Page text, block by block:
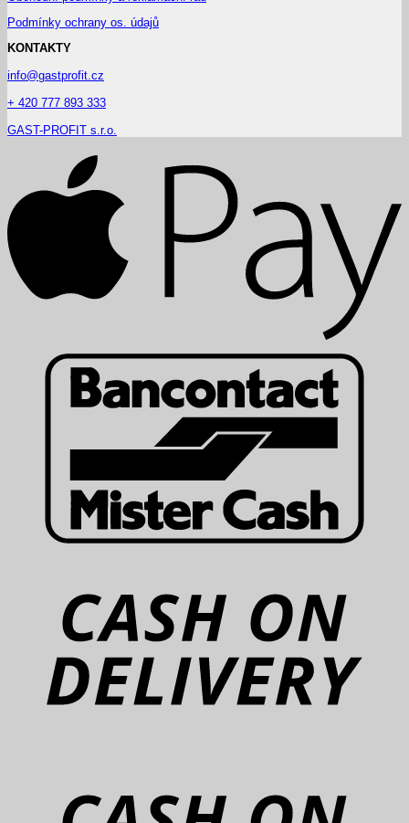
Podmínky ochrany os. údajů
KONTAKTY
info@gastprofit.cz
+ 420 777 893 333
GAST-PROFIT s.r.o.